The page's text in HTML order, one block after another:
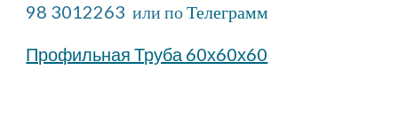
98 3012263  или поТелеграмм
Профильная Труба 60х60х60